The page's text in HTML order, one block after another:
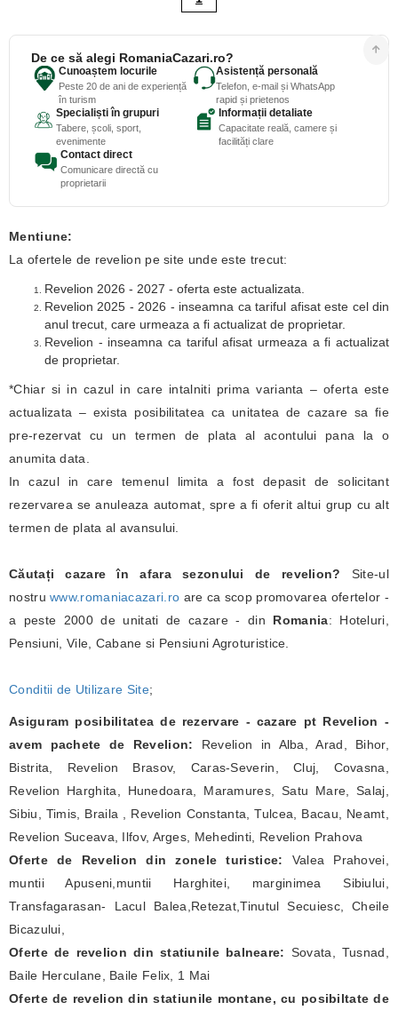
De ce să alegi RomaniaCazari.ro?
Cunoaștem locurile
Peste 20 de ani de experiență
în turism
Asistență personală
Telefon, e-mail și WhatsApp
rapid și prietenos
Specialiști în grupuri
Tabere, școli, sport,
evenimente
Informații detaliate
Capacitate reală, camere și
facilități clare
Contact direct
Comunicare directă cu
proprietarii
Mentiune:
La ofertele de revelion pe site unde este trecut:
Revelion 2026 - 2027 - oferta este actualizata.
Revelion 2025 - 2026 - inseamna ca tariful afisat este cel din
anul trecut, care urmeaza a fi actualizat de proprietar.
Revelion - inseamna ca tariful afisat urmeaza a fi actualizat
de proprietar.
*Chiar si in cazul in care intalniti prima varianta – oferta este
actualizata – exista posibilitatea ca unitatea de cazare sa fie
pre-rezervat cu un termen de plata al acontului pana la o
anumita data.
In cazul in care temenul limita a fost depasit de solicitant
rezervarea se anuleaza automat, spre a fi oferit altui grup cu alt
termen de plata al avansului.
Căutați cazare în afara sezonului de revelion? Site-ul
nostruwww.romaniacazari.ro are ca scop promovarea ofertelor -
a peste 2000 de unitati de cazare - din Romania: Hoteluri,
Pensiuni, Vile, Cabane si Pensiuni Agroturistice.
Conditii de Utilizare Site;
Asiguram posibilitatea de rezervare - cazare pt Revelion -
avem pachete de Revelion: Revelion in Alba, Arad, Bihor,
Bistrita, Revelion Brasov, Caras-Severin, Cluj, Covasna,
Revelion Harghita, Hunedoara, Maramures, Satu Mare, Salaj,
Sibiu, Timis, Braila , Revelion Constanta, Tulcea, Bacau, Neamt,
Revelion Suceava, Ilfov, Arges, Mehedinti, Revelion Prahova
Oferte de Revelion din zonele turistice: Valea Prahovei,
muntii Apuseni,muntii Harghitei, marginimea Sibiului,
Transfagarasan- Lacul Balea,Retezat,Tinutul Secuiesc, Cheile
Bicazului,
Oferte de revelion din statiunile balneare: Sovata, Tusnad,
Baile Herculane, Baile Felix, 1 Mai
Oferte de revelion din statiunile montane, cu posibiltate de